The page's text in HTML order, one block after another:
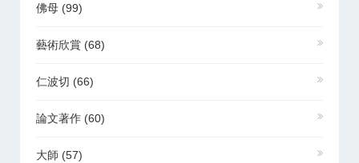
佛母 (99)
藝術欣賞 (68)
仁波切 (66)
論文著作 (60)
大師 (57)